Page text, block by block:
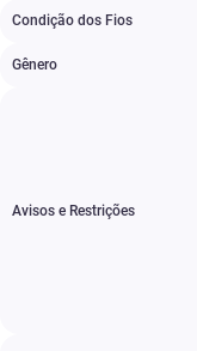
Condição dos Fios
Gênero
Avisos e Restrições